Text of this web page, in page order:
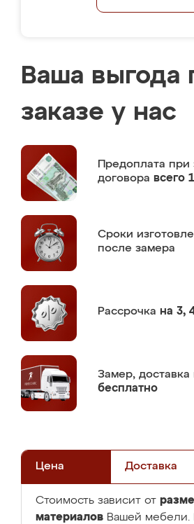
Ваша выгода
заказе у нас
Предоплата при
договора всего
Сроки
после замера
Рассрочка на 3,
Замер,
бесплатно
Цена Доставка
Стоимость зависит от
материалов Вашей мебели.